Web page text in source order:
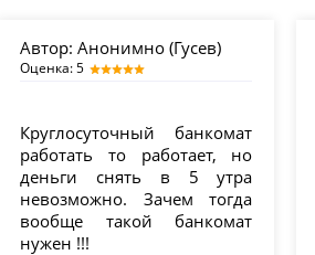
Автор: Анонимно (Гусев)
Оценка: 5
Круглосуточный банкомат
работать то работает, но
деньги снять в 5 утра
невозможно. Зачем тогда
вообще такой банкомат
нужен !!!